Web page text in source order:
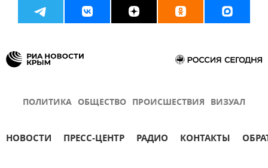
ПОЛИТИКА ОБЩЕСТВО ПРОИСШЕСТВИЯ ВИЗУАЛ
НОВОСТИ ПРЕСС-ЦЕНТР РАДИО КОНТАКТЫ